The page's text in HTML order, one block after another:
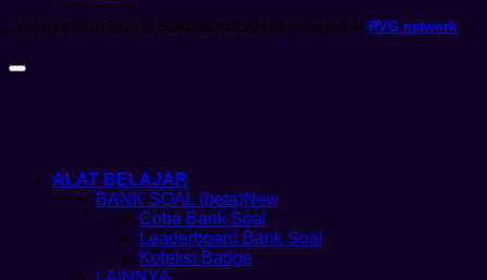
Copyright 2020-2026 © BUKUSEKOLAH.ID - member of RVG network
ALAT BELAJAR
BANK SOAL (beta)
Coba Bank Soal
Leaderboard Bank Soal
Koleksi Badge